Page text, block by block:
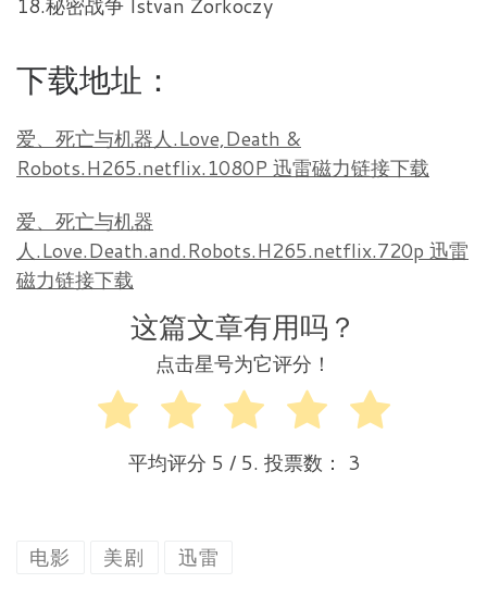
18.秘密战争 Istvan Zorkoczy
下载地址：
爱、死亡与机器人.Love,Death &
Robots.H265.netflix.1080P 迅雷磁力链接下载
爱、死亡与机器
人.Love.Death.and.Robots.H265.netflix.720p 迅雷
磁力链接下载
这篇文章有用吗？
点击星号为它评分！
平均评分 5 / 5. 投票数： 3
电影 美剧 迅雷